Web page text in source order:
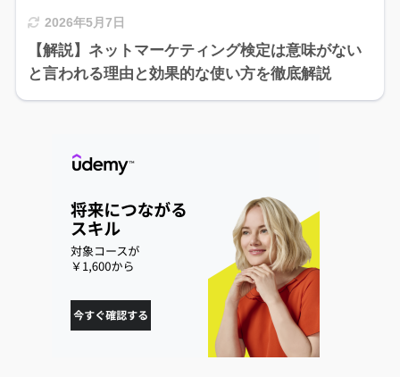
2026年5月7日
【解説】ネットマーケティング検定は意味がない
と言われる理由と効果的な使い方を徹底解説